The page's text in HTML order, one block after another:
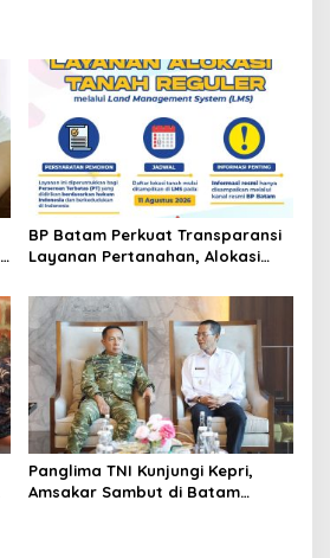
BP Batam Perkuat Transparansi
Layanan Pertanahan, Alokasi
Melalui LMS
Panglima TNI Kunjungi Kepri,
Amsakar Sambut di Batam